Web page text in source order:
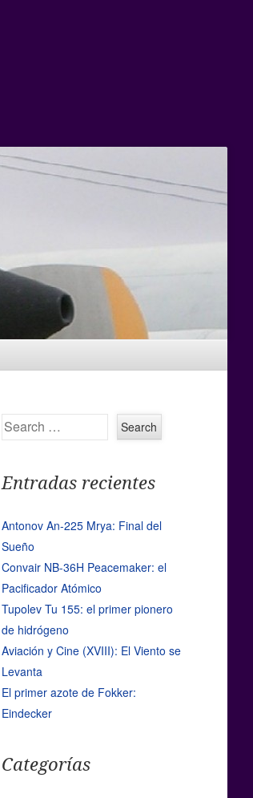
Search
Entradas recientes
Antonov An-225 Mrya: Final del
Sueño
Convair NB-36H Peacemaker: el
Pacificador Atómico
Tupolev Tu 155: el primer pionero
de hidrógeno
Aviación y Cine (XVIII): El Viento se
Levanta
El primer azote de Fokker:
Eindecker
Categorías